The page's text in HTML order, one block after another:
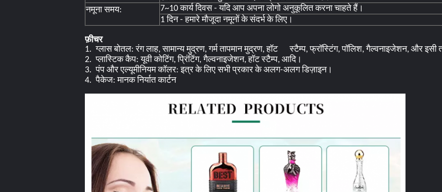
नमूना समय:
7~10 कार्य दिवस - यदि आप अपना लोगो अनुकूलित करना चाहते हैं।
1 दिन - हमारे मौजूदा नमूनों के संदर्भ के लिए।
फ़ीचर
1. ग्लास बोतल: रंग लाह, सामान्य मुद्रण, गर्म तापमान मुद्रण, हॉट स्टैम्प, फ्रॉस्टिंग, पॉलिश, गैल्वनाइजेशन, और इसी
2. प्लास्टिक कैप: यूवी कोटिंग, प्रिंटिंग, गैल्वनाइजेशन, हॉट स्टैम्प, आदि।
3. पंप और एल्यूमीनियम कॉलर: इत्र के लिए सभी प्रकार के अलग-अलग डिज़ाइन।
4. पैकेज: मानक निर्यात कार्टन